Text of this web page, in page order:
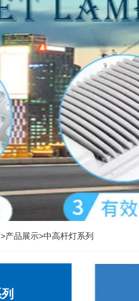
>产品展示>中高杆灯系列